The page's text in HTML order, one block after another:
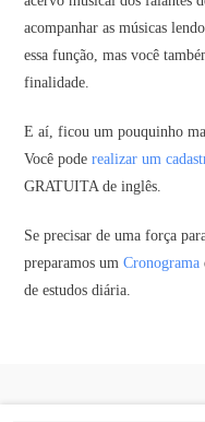
acompanhar as músicas
essa função, mas você
finalidade.
E aí, ficou um pouquinho
Você pode realizar um
GRATUITA de inglês.
Se precisar de uma força
preparamos um Cronograma
de estudos diária.